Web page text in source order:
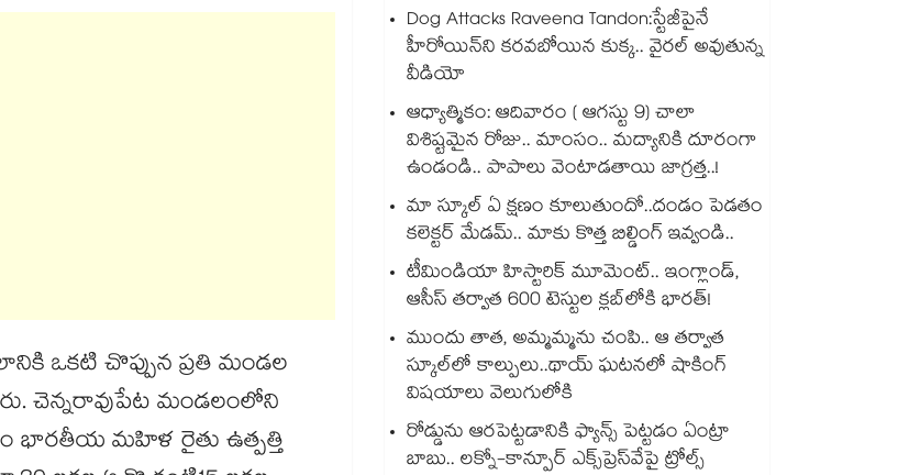
ఒకటి చొప్పున ప్రతి మండల
చెన్నరావుపేట మండలంలోని
భారతీయ మహిళ రైతు ఉత్పత్తి
Dog Attacks Raveena Tandon:స్టేజీపైనే
హీరోయిన్⁬ని కరవబోయిన కుక్క.. వైరల్ అవుతున్న
వీడియో
ఆధ్యాత్మికం: ఆదివారం ( ఆగస్టు 9) చాలా
విశిష్టమైన రోజు.. మాంసం.. మద్యానికి దూరంగా
ఉండండి.. పాపాలు వెంటాడతాయి జాగ్రత్త..!
మా స్కూల్ ఏ క్షణం కూలుతుందో..దండం పెడతం
కలెక్టర్ మేడమ్.. మాకు కొత్త బిల్డింగ్ ఇవ్వండి..
టీమిండియా హిస్టారిక్ మూమెంట్.. ఇంగ్లాండ్,
ఆసీస్ తర్వాత 600 టెస్టుల క్లబ్‌లోకి భారత్!
ముందు తాత, అమ్మమ్మను చంపి.. ఆ తర్వాత
స్కూల్‌లో కాల్పులు..థాయ్ ఘటనలో షాకింగ్
విషయాలు వెలుగులోకి
రోడ్డును ఆరపెట్టడానికి ఫ్యాన్స్ పెట్టడం ఏంట్రా
బాబు.. లక్నో-కాన్పూర్ ఎక్స్‌ప్రెస్‌వేపై ట్రోల్స్